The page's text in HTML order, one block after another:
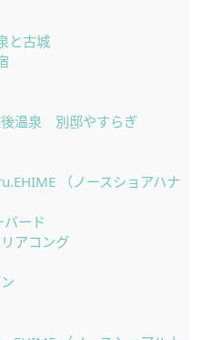
と古城
温泉 別邸やすらぎ
（ノースショアハナ
ード
アコング